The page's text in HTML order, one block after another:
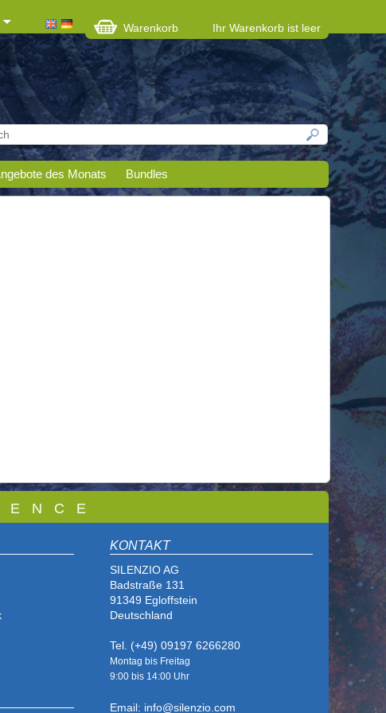
Warenkorb Ihr Warenkorb ist leer
des Monats Bundles
N C E
KONTAKT
SILENZIO AG
Badstraße 131
91349 Egloffstein
Deutschland
Tel. (+49) 09197 6266280
Montag bis Freitag
9:00 bis 14:00 Uhr
Email: info@silenzio.com